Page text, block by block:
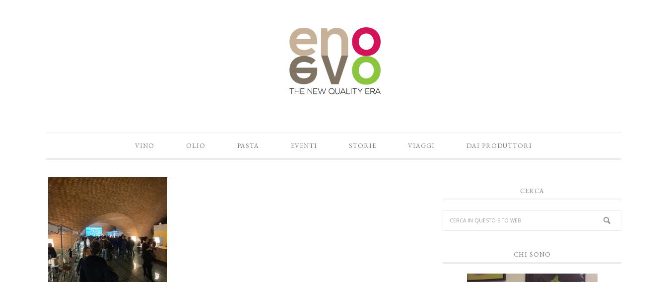
VINO OLIO PASTA EVENTI STORIE VIAGGI DAI PRODUTTORI
CERCA
CHI SONO